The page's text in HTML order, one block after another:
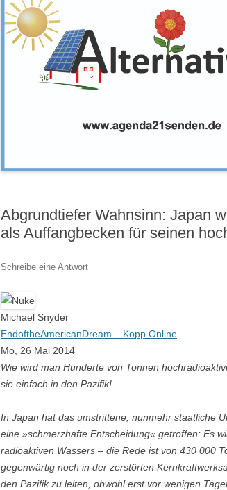
Abgrundtiefer Wahnsinn: Japan
als Auffangbecken für seinen
Schreibe eine Antwort
Michael Snyder
EndoftheAmericanDream – Kopp Online
Mo, 26 Mai 2014
Wie wird man Hunderte von Tonnen
sie einfach in den Pazifik!
In Japan hat das umstrittene, nunmehr staatliche
eine »schmerzhafte Entscheidung« getroffen: Es
radioaktiven Wassers – die Rede ist von 430 000
gegenwärtig noch in der zerstörten
den Pazifik zu leiten, obwohl erst vor wenigen